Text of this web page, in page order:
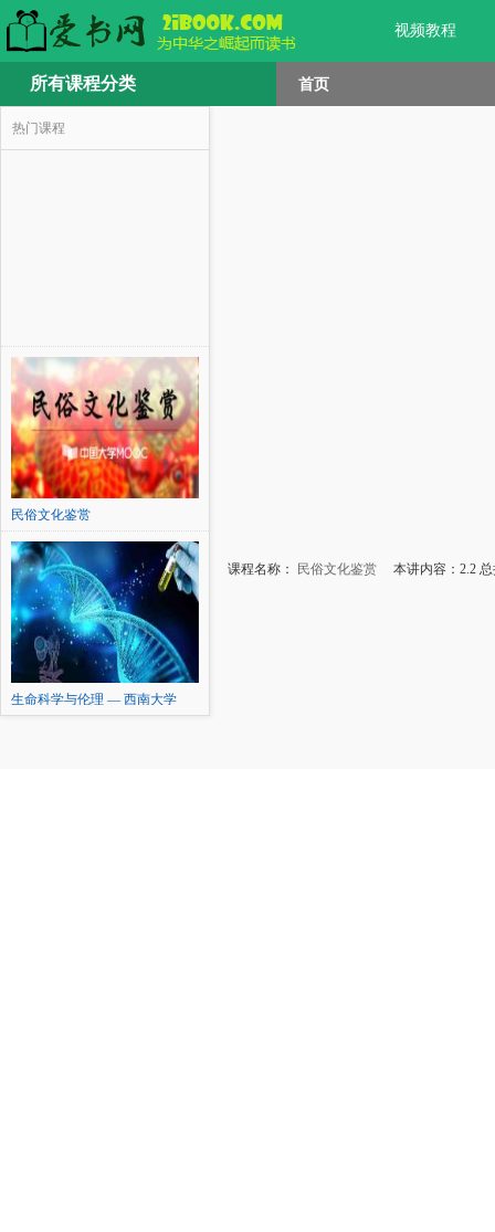
视频教程
所有课程分类 首页
热门课程
民俗文化鉴赏
生命科学与伦理 — 西南大学
课程名称： 民俗文化鉴赏 本讲内容：2.2